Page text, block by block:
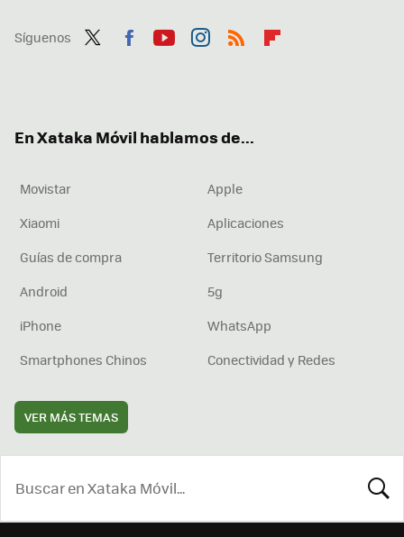
Síguenos
En Xataka Móvil hablamos de...
Movistar
Apple
Xiaomi
Aplicaciones
Guías de compra
Territorio Samsung
Android
5g
iPhone
WhatsApp
Smartphones Chinos
Conectividad y Redes
VER MÁS TEMAS